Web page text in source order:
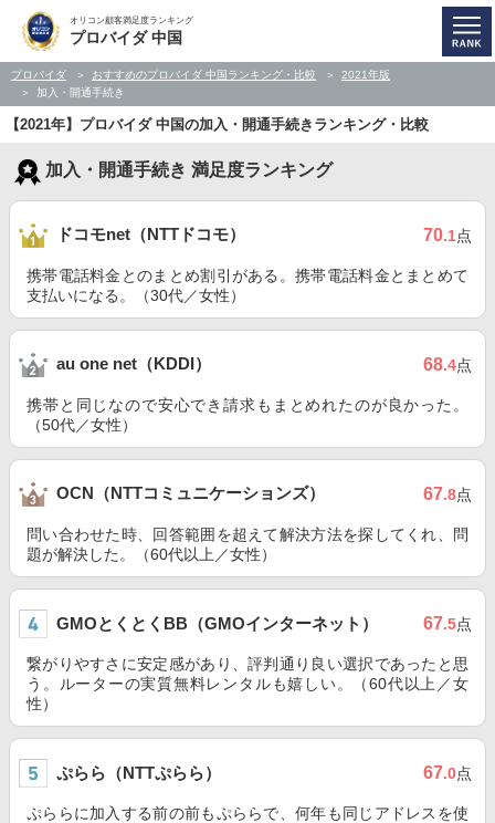
オリコン顧客満足度ランキング
プロバイダ 中国
プロバイダ おすすめのプロバイダ 中国ランキング・比較
2021年版
加入・開通手続き
【2021年】プロバイダ 中国の加入・開通手続きランキング・比較
加入・開通手続き 満足度ランキング
ドコモnet（NTTドコモ） 70.1点
携帯電話料金とのまとめ割引がある。携帯電話料金とまとめて
支払いになる。（30代／女性）
au one net（KDDI） 68.4点
携帯と同じなので安心でき請求もまとめれたのが良かった。
（50代／女性）
OCN（NTTコミュニケーションズ） 67.8点
問い合わせた時、回答範囲を超えて解決方法を探してくれ、問
題が解決した。（60代以上／女性）
GMOとくとくBB（GMOインターネット） 67.5点
繋がりやすさに安定感があり、評判通り良い選択であったと思
う。ルーターの実質無料レンタルも嬉しい。（60代以上／女
性）
ぷらら（NTTぷらら） 67.0点
ぷららに加入する前の前もぷららで、何年も同じアドレスを使